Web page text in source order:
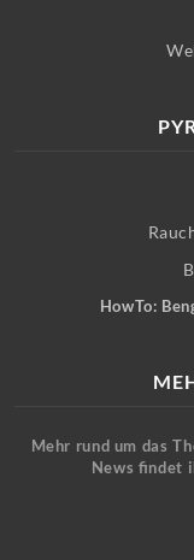
HowTo:
Mehr rund um das
News findet